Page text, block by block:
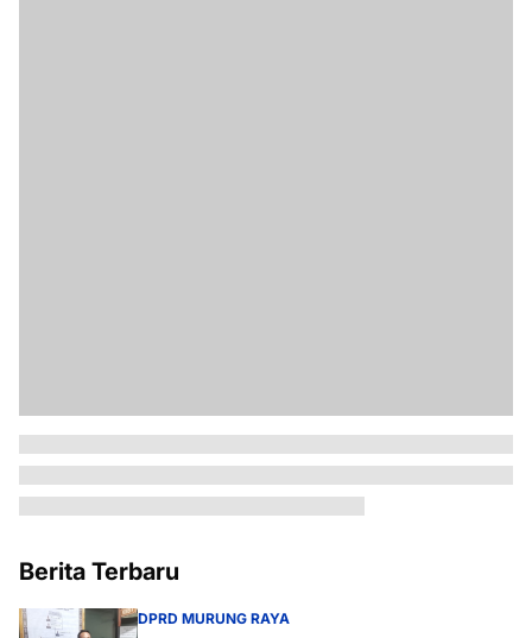
Berita Terbaru
DPRD MURUNG RAYA